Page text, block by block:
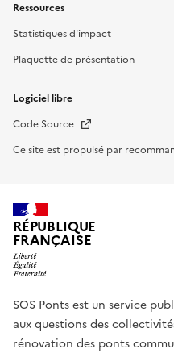
Ressources
Statistiques d'impact
Plaquette de présentation
Logiciel libre
Code Source Nouvelle fenêtre
Ce site est propulsé par
RÉPUBLIQUE
FRANÇAISE
SOS Ponts est un service
aux questions des
rénovation des ponts